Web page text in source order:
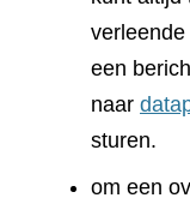
een
naar
sturen.
om een